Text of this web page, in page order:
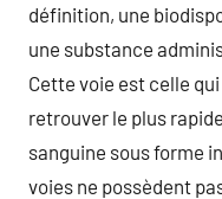
définition, une
une substance
Cette voie est celle
retrouver le plus
sanguine sous forme
voies ne possèdent